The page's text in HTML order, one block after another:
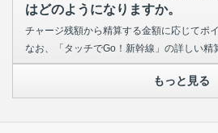
はどのようになりますか。
チャージ残額から精算する金額に応じてポ
なお、「タッチでGo！新幹線」の詳しい精
もっと見る